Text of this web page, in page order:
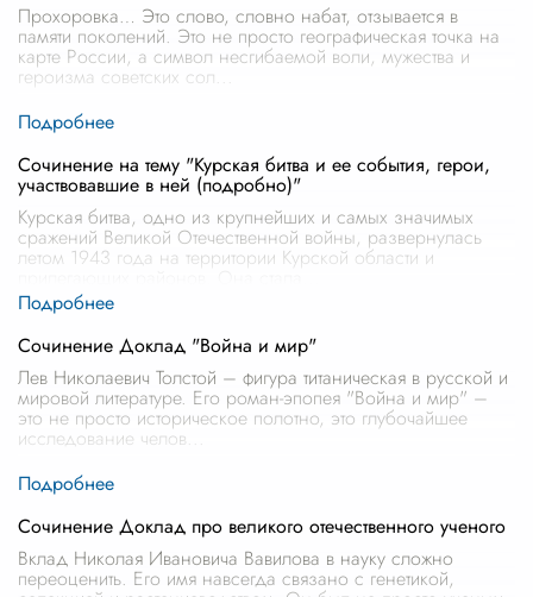
Прохоровка… Это слово, словно набат, отзывается в
памяти поколений. Это не просто географическая точка на
карте России, а символ несгибаемой воли, мужества и
героизма советских сол
Сочинение на тему "Курская битва и ее события, герои,
участвовавшие в ней (подробно)"
Курская битва, одно из крупнейших и самых значимых
сражений Великой Отечественной войны, развернулась
летом 1943 года на территории Курской области и
Сочинение Доклад "Война и мир"
Лев Николаевич Толстой – фигура титаническая в русской и
мировой литературе. Его роман-эпопея "Война и мир" –
это не просто историческое полотно, это глубочайшее
исследование челов
Сочинение Доклад про великого отечественного ученого
Вклад Николая Ивановича Вавилова в науку сложно
переоценить. Его имя навсегда связано с генетикой,